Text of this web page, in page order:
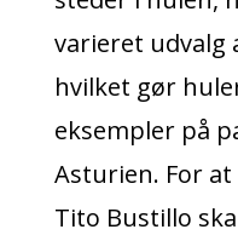
varieret udvalg
hvilket gør
eksempler på
Asturien. For at
Tito Bustillo